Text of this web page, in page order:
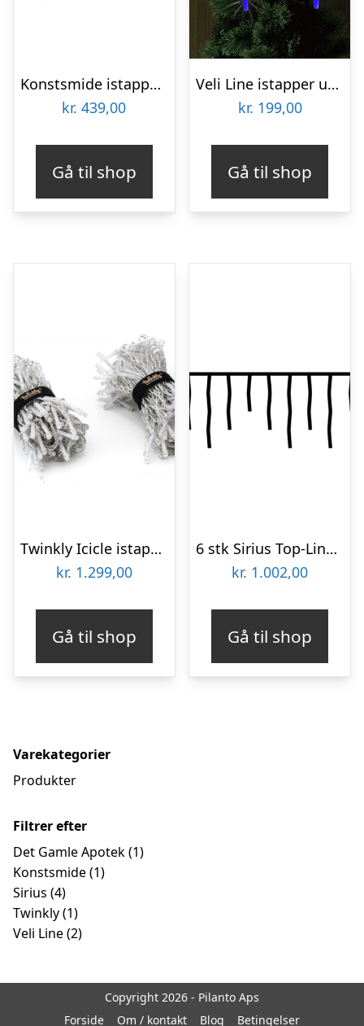
Konstsmide istapper udendørs lyskæde, 96 varm hvide lys
kr. 439,00
Gå til shop
Veli Line istapper udendørs lyskæde, farvet lys
kr. 199,00
Gå til shop
Twinkly Icicle istapper udendørs lyskæde, 190 farvede + hvide lys, 5 meter
kr. 1.299,00
Gå til shop
6 stk Sirius Top-Line istapper udendørs lyskæde, 100 varm hvide lys, 2,5×0,75 meter, forlænger
kr. 1.002,00
Gå til shop
Varekategorier
Produkter
Filtrer efter
Det Gamle Apotek(1)
Konstsmide(1)
Sirius (4)
Twinkly(1)
Veli Line(2)
Copyright 2026 - Pilanto Aps
Forside
Om / kontakt Blog Betingelser